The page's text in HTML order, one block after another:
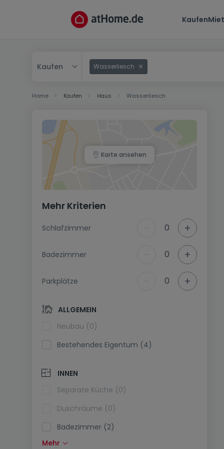
Kaufen
Kaufen Wasserliesch
Home Kaufen Haus Wasserliesch
Karte ansehen
Mehr Kriterien
Schlafzimmer 0 +
Badezimmer 0 +
Parkplätze 0 +
ALLGEMEIN
Neubau (0)
Bestehendes Eigentum (4)
INNEN
Separate Küche (0)
Duschräume (0)
Badezimmer (2)
Einbauküche (2)
Mehr